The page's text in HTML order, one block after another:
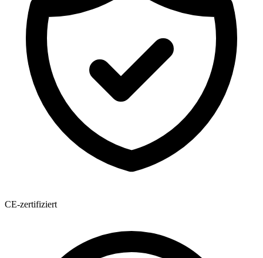
CE-zertifiziert